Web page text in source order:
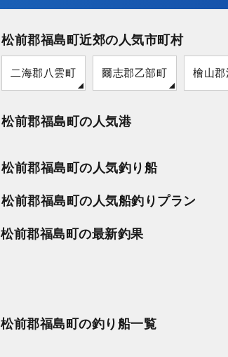
松前郡福島町近郊の人気市町村
二海郡八雲町 爾志郡乙部町 檜山
松前郡福島町の人気港
松前郡福島町の人気釣り船
松前郡福島町の人気船釣りプラン
松前郡福島町の最新釣果
松前郡福島町の釣り船一覧